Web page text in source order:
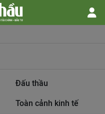
Đấu thầu
Toàn cảnh kinh tế